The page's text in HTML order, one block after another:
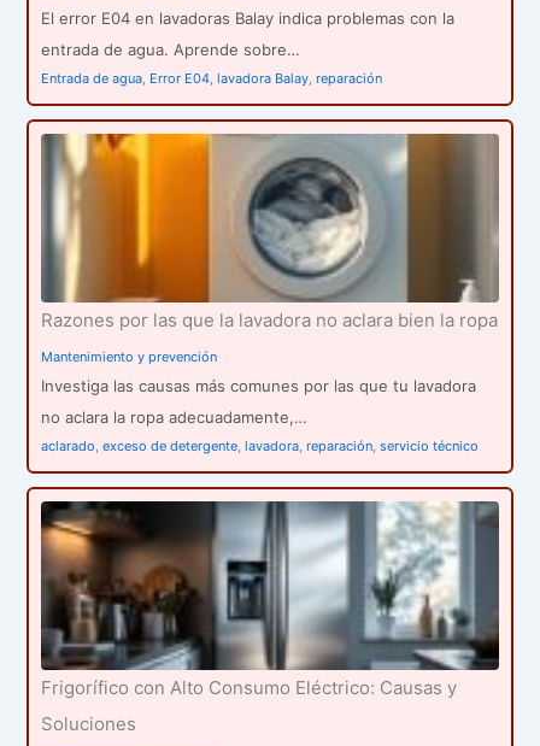
El error E04 en lavadoras Balay indica problemas con la
entrada de agua. Aprende sobre…
Entrada de agua, Error E04,lavadora Balay,reparación
Razones por las que la lavadora no aclara bien la ropa
Mantenimiento y prevención
Investiga las causas más comunes por las que tu lavadora
no aclara la ropa adecuadamente,…
aclarado,exceso de detergente,lavadora,reparación,servicio técnico
Frigorífico con Alto Consumo Eléctrico: Causas y
Soluciones